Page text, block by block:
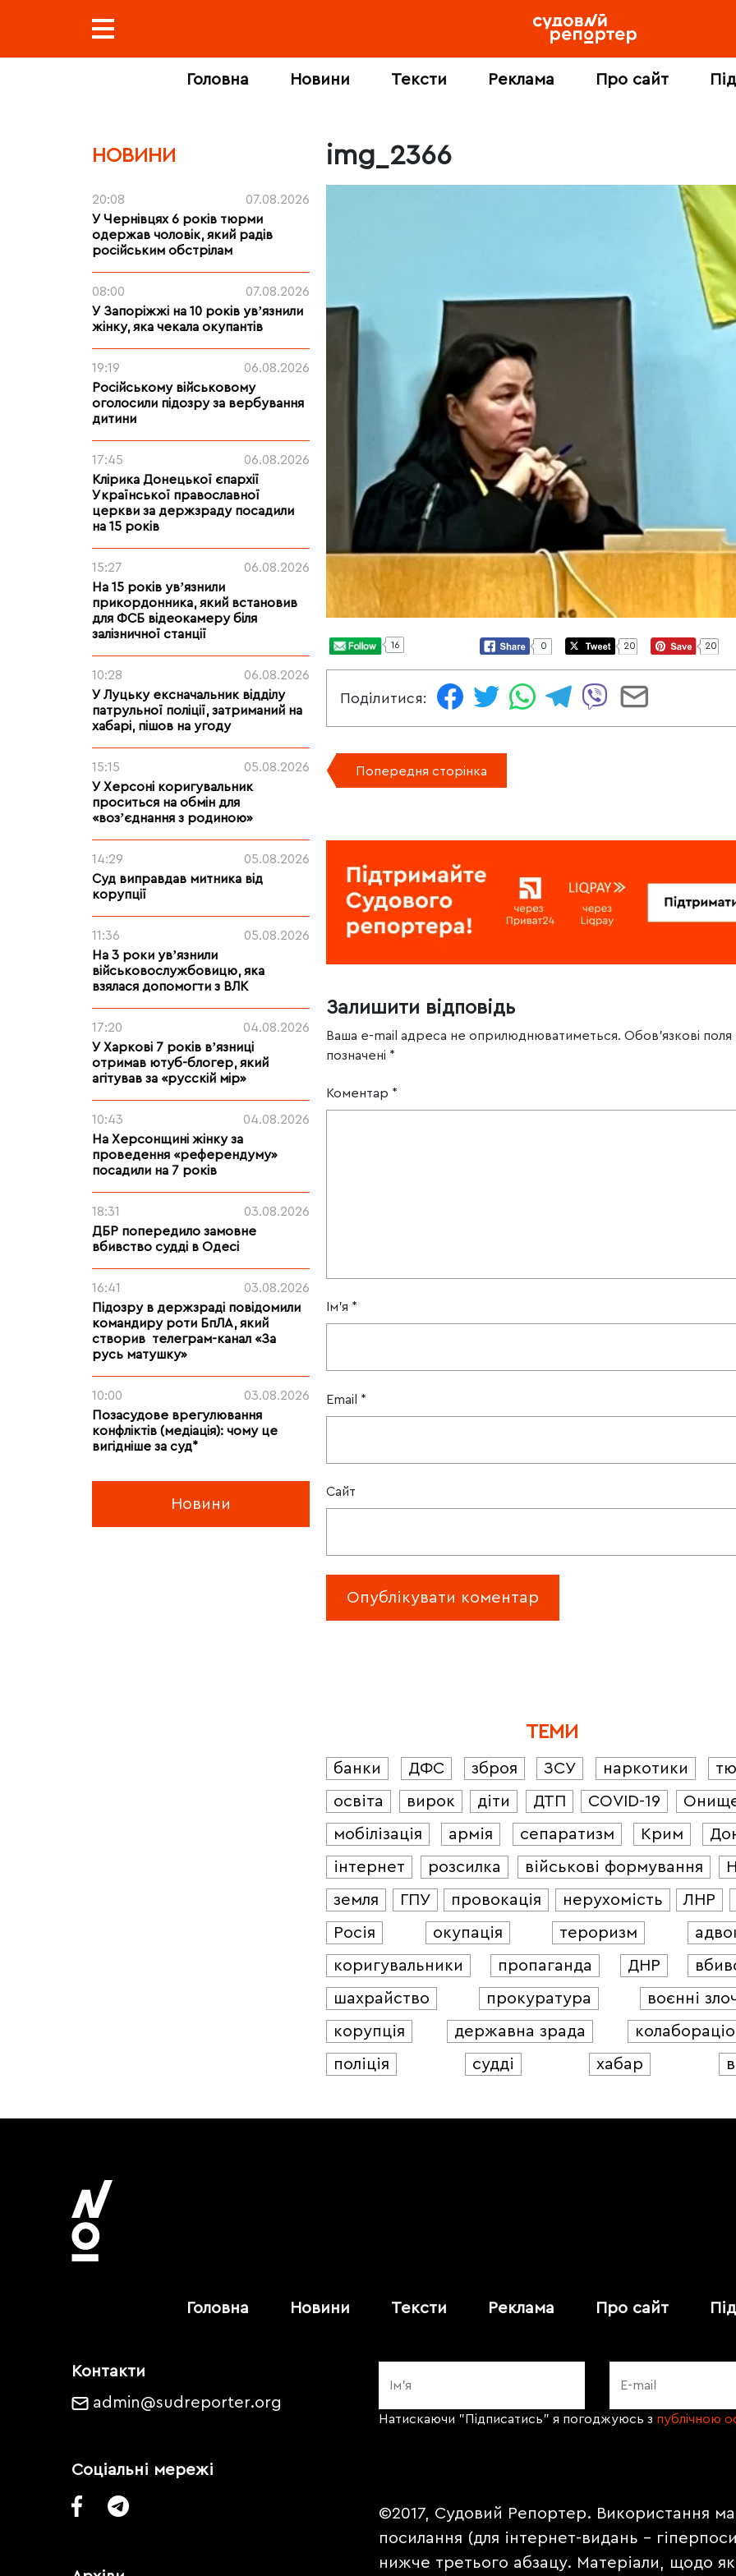
Головна Новини Тексти Реклама Про сайт
НОВИНИ
20:08
07.08.2026
У Чернівцях 6 років тюрми
одержав чоловік, який радів
російським обстрілам
08:00
07.08.2026
У Запоріжжі на 10 років увʼязнили
жінку, яка чекала окупантів
19:19
06.08.2026
Російському військовому
оголосили підозру за вербування
дитини
17:45
06.08.2026
Клірика Донецької єпархії
Української православної
церкви за держзраду посадили
на 15 років
15:27
06.08.2026
На 15 років увʼязнили
прикордонника, який встановив
для ФСБ відеокамеру біля
залізничної станції
10:28
06.08.2026
У Луцьку ексначальник відділу
патрульної поліції, затриманий на
хабарі, пішов на угоду
15:15
05.08.2026
У Херсоні коригувальник
проситься на обмін для
«возʼєднання з родиною»
14:29
05.08.2026
Суд виправдав митника від
корупції
11:36
05.08.2026
На 3 роки увʼязнили
військовослужбовицю, яка
взялася допомогти з ВЛК
17:20
04.08.2026
У Харкові 7 років вʼязниці
отримав ютуб-блогер, який
агітував за «русскій мір»
10:43
04.08.2026
На Херсонщині жінку за
проведення «референдуму»
посадили на 7 років
18:31
03.08.2026
ДБР попередило замовне
вбивство судді в Одесі
16:41
03.08.2026
Підозру в держзраді повідомили
командиру роти БпЛА, який
створив телеграм-канал «За
русь матушку»
10:00
03.08.2026
Позасудове врегулювання
конфліктів (медіація): чому це
вигідніше за суд*
Новини
img_2366
16 0 20 20
Поділитися:
Попередня сторінка
Залишити відповідь
Ваша e-mail адреса не оприлюднюватиметься. Обов’язкові поля
позначені *
Коментар *
Ім'я *
Email *
Сайт
ТЕМИ
банки ДФС зброя ЗСУ наркотики
освіта
вирок діти ДТП COVID-19
мобілізація
армія сепаратизм Крим
інтернет
розсилка військові формування
земля
ГПУ провокація нерухомість ЛНР
Росія
окупація тероризм
коригувальники
пропаганда ДНР
шахрайство
прокуратура
воєнні
корупція
державна зрада
поліція
судді хабар
Головна Новини Тексти Реклама Про сайт
Контакти
admin@sudreporter.org
Соціальні мережі
Натискаючи "Підписатись" я погоджуюсь з публічною
©2017, Судовий Репортер. Використання
посилання (для інтернет-видань -
нижче третього абзацу. Матеріали, щодо